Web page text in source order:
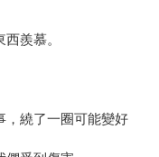
羨慕。
，繞了一圈可能變好